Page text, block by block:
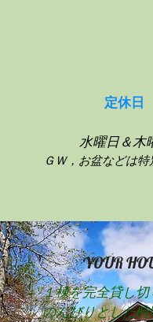
定休日
水曜日＆木
ＧＷ，お盆などは
YOUR
１棟を完全貸し
のんびりとした